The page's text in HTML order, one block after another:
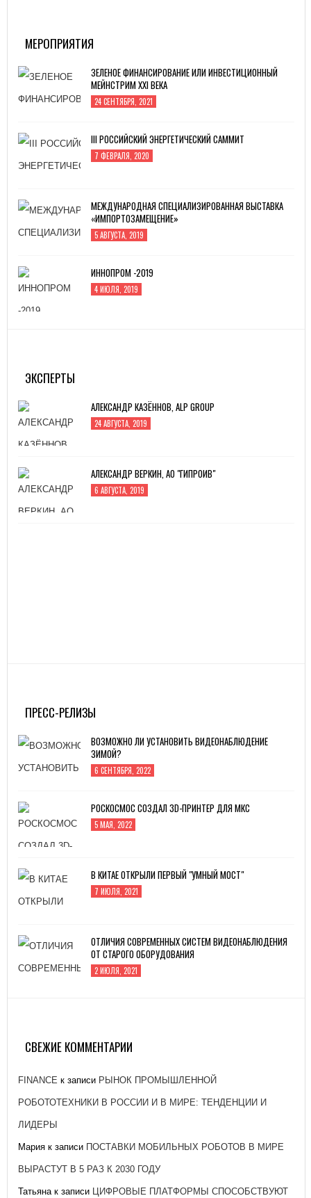
МЕРОПРИЯТИЯ
ЗЕЛЕНОЕ ФИНАНСИРОВАНИЕ ИЛИ ИНВЕСТИЦИОННЫЙ
МЕЙНСТРИМ XXI ВЕКА
24 СЕНТЯБРЯ, 2021
III РОССИЙСКИЙ ЭНЕРГЕТИЧЕСКИЙ САММИТ
7 ФЕВРАЛЯ, 2020
МЕЖДУНАРОДНАЯ СПЕЦИАЛИЗИРОВАННАЯ ВЫСТАВКА
«ИМПОРТОЗАМЕЩЕНИЕ»
5 АВГУСТА, 2019
ИННОПРОМ -2019
4 ИЮЛЯ, 2019
ЭКСПЕРТЫ
АЛЕКСАНДР КАЗЁННОВ, ALP GROUP
24 АВГУСТА, 2019
АЛЕКСАНДР ВЕРКИН, АО "ГИПРОИВ"
6 АВГУСТА, 2019
ПРЕСС-РЕЛИЗЫ
ВОЗМОЖНО ЛИ УСТАНОВИТЬ ВИДЕОНАБЛЮДЕНИЕ
ЗИМОЙ?
6 СЕНТЯБРЯ, 2022
РОСКОСМОС СОЗДАЛ 3D-ПРИНТЕР ДЛЯ МКС
5 МАЯ, 2022
В КИТАЕ ОТКРЫЛИ ПЕРВЫЙ "УМНЫЙ МОСТ"
7 ИЮЛЯ, 2021
ОТЛИЧИЯ СОВРЕМЕННЫХ СИСТЕМ ВИДЕОНАБЛЮДЕНИЯ
ОТ СТАРОГО ОБОРУДОВАНИЯ
2 ИЮЛЯ, 2021
26 ЯНВАРЯ, 2021
СВЕЖИЕ КОММЕНТАРИИ
FINANCE к записи РЫНОК ПРОМЫШЛЕННОЙ
РОБОТОТЕХНИКИ В РОССИИ И В МИРЕ: ТЕНДЕНЦИИ И
ЛИДЕРЫ
Мария к записи ПОСТАВКИ МОБИЛЬНЫХ РОБОТОВ В МИРЕ
ВЫРАСТУТ В 5 РАЗ К 2030 ГОДУ
Татьянак записи ЦИФРОВЫЕ ПЛАТФОРМЫ СПОСОБСТВУЮТ